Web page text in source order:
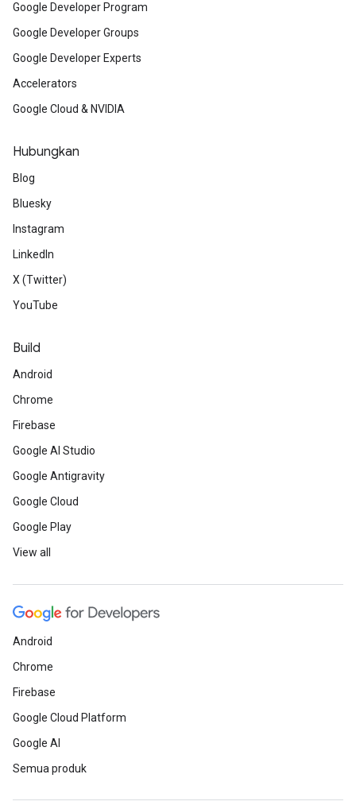
Google Developer Program
Google Developer Groups
Google Developer Experts
Accelerators
Google Cloud & NVIDIA
Hubungkan
Blog
Bluesky
Instagram
LinkedIn
X (Twitter)
YouTube
Build
Android
Chrome
Firebase
Google AI Studio
Google Antigravity
Google Cloud
Google Play
View all
Android
Chrome
Firebase
Google Cloud Platform
Google AI
Semua produk